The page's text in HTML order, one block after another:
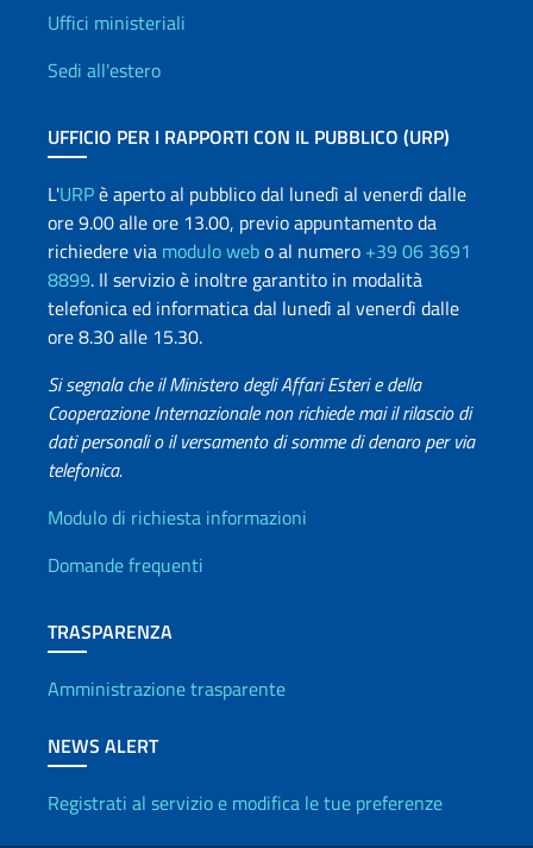
Uffici e Rete diplomatica
Uffici ministeriali
Sedi all'estero
UFFICIO PER I RAPPORTI CON IL PUBBLICO (URP)
L'URPè aperto al pubblico dal lunedì al venerdì dalle
ore 9.00 alle ore 13.00, previo appuntamento da
richiedere via modulo webo al numero +39 06 3691
8899. Il servizio è inoltre garantito in modalità
telefonica ed informatica dal lunedì al venerdì dalle
ore 8.30 alle 15.30.
Si segnala che il Ministero degli Affari Esteri e della
Cooperazione Internazionale non richiede mai il rilascio di
dati personali o il versamento di somme di denaro per via
telefonica.
Info utili
Modulo di richiesta informazioni
Domande frequenti
TRASPARENZA
Amministrazione trasparente
NEWS ALERT
Registrati al servizio e modifica le tue preferenze